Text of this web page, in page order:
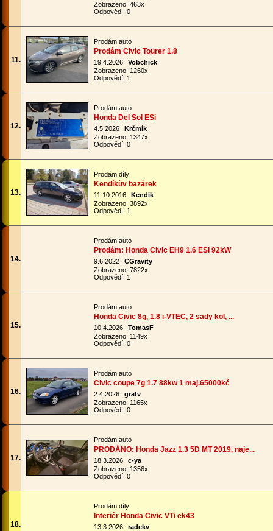
Zobrazeno: 463x
Odpovědí: 0
11.
Prodám auto
Prodám Civic Tourer 1.8
19.4.2026
Vobchick
Zobrazeno: 1260x
Odpovědí: 1
12.
Prodám auto
Honda Del Sol ESi
4.5.2026
Krčmík
Zobrazeno: 1347x
Odpovědí: 0
13.
Prodám díly
Kendíkův bazárek
11.10.2016
Kendik
Zobrazeno: 3892x
Odpovědí: 1
14.
Prodám auto
Prodám: Honda Civic EH9 1.6 ESi 92kW
9.6.2022
CGravity
Zobrazeno: 7822x
Odpovědí: 1
15.
Prodám auto
Honda Civic 8g, 1.8 i-VTEC, 2 sady kol, ...
10.4.2026
TomasF
Zobrazeno: 1149x
Odpovědí: 0
16.
Prodám auto
Civic coupe 7g 1.7 88kw 1 maj.65000kč
2.4.2026
grafv
Zobrazeno: 1165x
Odpovědí: 0
17.
Prodám auto
PRODÁNO: Honda Jazz 1.3 5D MT 2019, naje...
18.3.2026
c-ya
Zobrazeno: 1356x
Odpovědí: 0
18.
Prodám díly
Interiér Honda Civic VTi ek43
13.3.2026
radekv